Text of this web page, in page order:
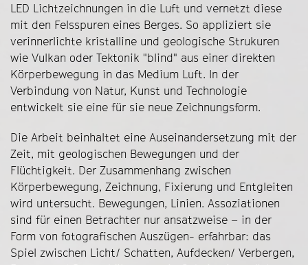
LED Lichtzeichnungen in die Luft und vernetzt diese
mit den Felsspuren eines Berges. So appliziert sie
verinnerlichte kristalline und geologische Strukuren
wie Vulkan oder Tektonik "blind" aus einer direkten
Körperbewegung in das Medium Luft. In der
Verbindung von Natur, Kunst und Technologie
entwickelt sie eine für sie neue Zeichnungsform.
Die Arbeit beinhaltet eine Auseinandersetzung mit der
Zeit, mit geologischen Bewegungen und der
Flüchtigkeit. Der Zusammenhang zwischen
Körperbewegung, Zeichnung, Fixierung und Entgleiten
wird untersucht. Bewegungen, Linien. Assoziationen
sind für einen Betrachter nur ansatzweise – in der
Form von fotografischen Auszügen- erfahrbar: das
Spiel zwischen Licht/ Schatten, Aufdecken/ Verbergen,